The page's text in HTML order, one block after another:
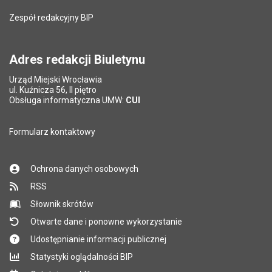
Zespół redakcyjny BIP
Adres redakcji Biuletynu
Urząd Miejski Wrocławia
ul. Kuźnicza 56, II piętro
Obsługa informatyczna UMW: CUI
Formularz kontaktowy
Ochrona danych osobowych
RSS
Słownik skrótów
Otwarte dane i ponowne wykorzystanie
Udostępnianie informacji publicznej
Statystyki oglądalności BIP